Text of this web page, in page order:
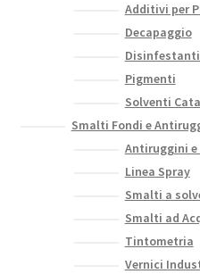
Additivi per
Decapaggio
Pigmenti
Solventi
Smalti Fondi e
Antiruggini e
Linea Spray
Smalti a
Smalti ad
Tintometria
Vernici